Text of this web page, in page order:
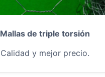
Mallas de triple torsión
Calidad y mejor precio.